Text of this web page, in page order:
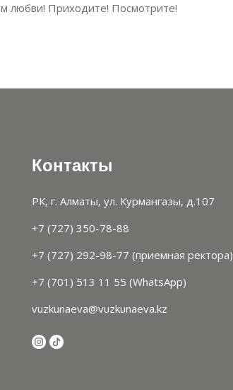
любви! Приходите! Посмотрите!
Контакты
РК, г. Алматы, ул. Курмангазы, д.107
+7 (727) 350-78-88
+7 (727) 292-98-77 (приемная ректора)
+7 (701) 513 11 55 (WhatsApp)
vuzkunaeva@vuzkunaeva.kz